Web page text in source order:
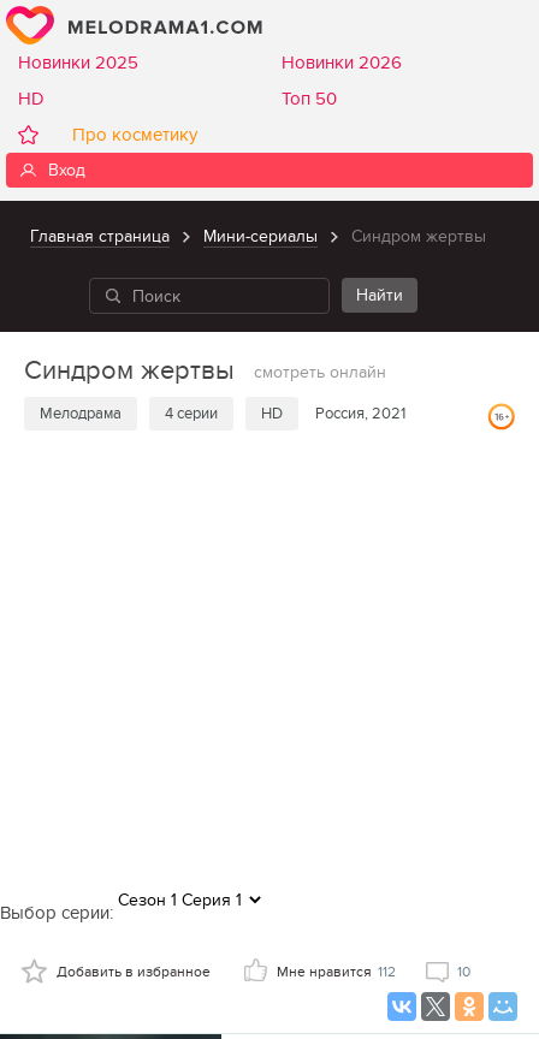
Новинки 2025
Новинки 2026
HD
Топ 50
Про косметику
Вход
Главная страница Мини-сериалы Синдром жертвы
Синдром жертвы смотреть онлайн
Мелодрама 4 серии HD Россия, 2021
Выбор серии:
Добавить в избранное Мне нравится 112 10